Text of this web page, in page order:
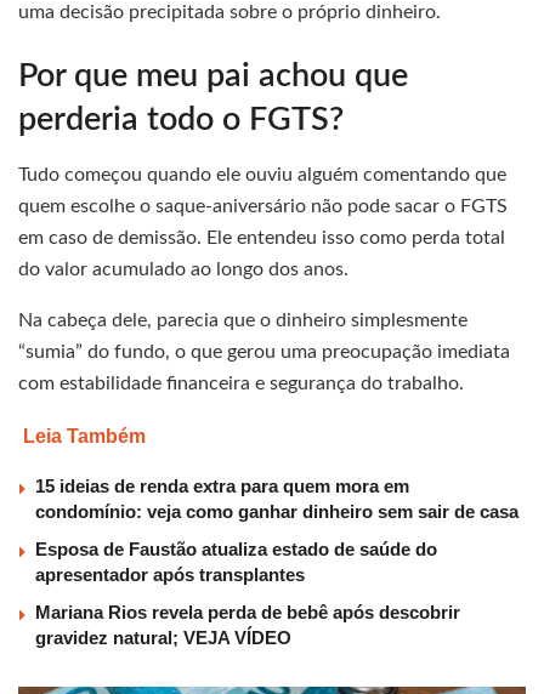
uma decisão precipitada sobre o próprio dinheiro.
Por que meu pai achou que
perderia todo o FGTS?
Tudo começou quando ele ouviu alguém comentando que
quem escolhe o saque-aniversário não pode sacar o FGTS
em caso de demissão. Ele entendeu isso como perda total
do valor acumulado ao longo dos anos.
Na cabeça dele, parecia que o dinheiro simplesmente
“sumia” do fundo, o que gerou uma preocupação imediata
com estabilidade financeira e segurança do trabalho.
Leia Também
15 ideias de renda extra para quem mora em
condomínio: veja como ganhar dinheiro sem sair de casa
Esposa de Faustão atualiza estado de saúde do
apresentador após transplantes
Mariana Rios revela perda de bebê após descobrir
gravidez natural; VEJA VÍDEO